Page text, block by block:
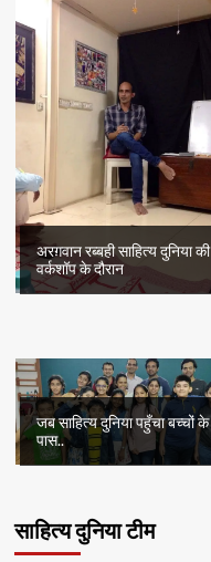
अरग़वान रब्बही साहित्य दुनिया की
वर्कशॉप के दौरान
जब साहित्य दुनिया पहुँचा बच्चों के
पास..
साहित्य दुनिया टीम